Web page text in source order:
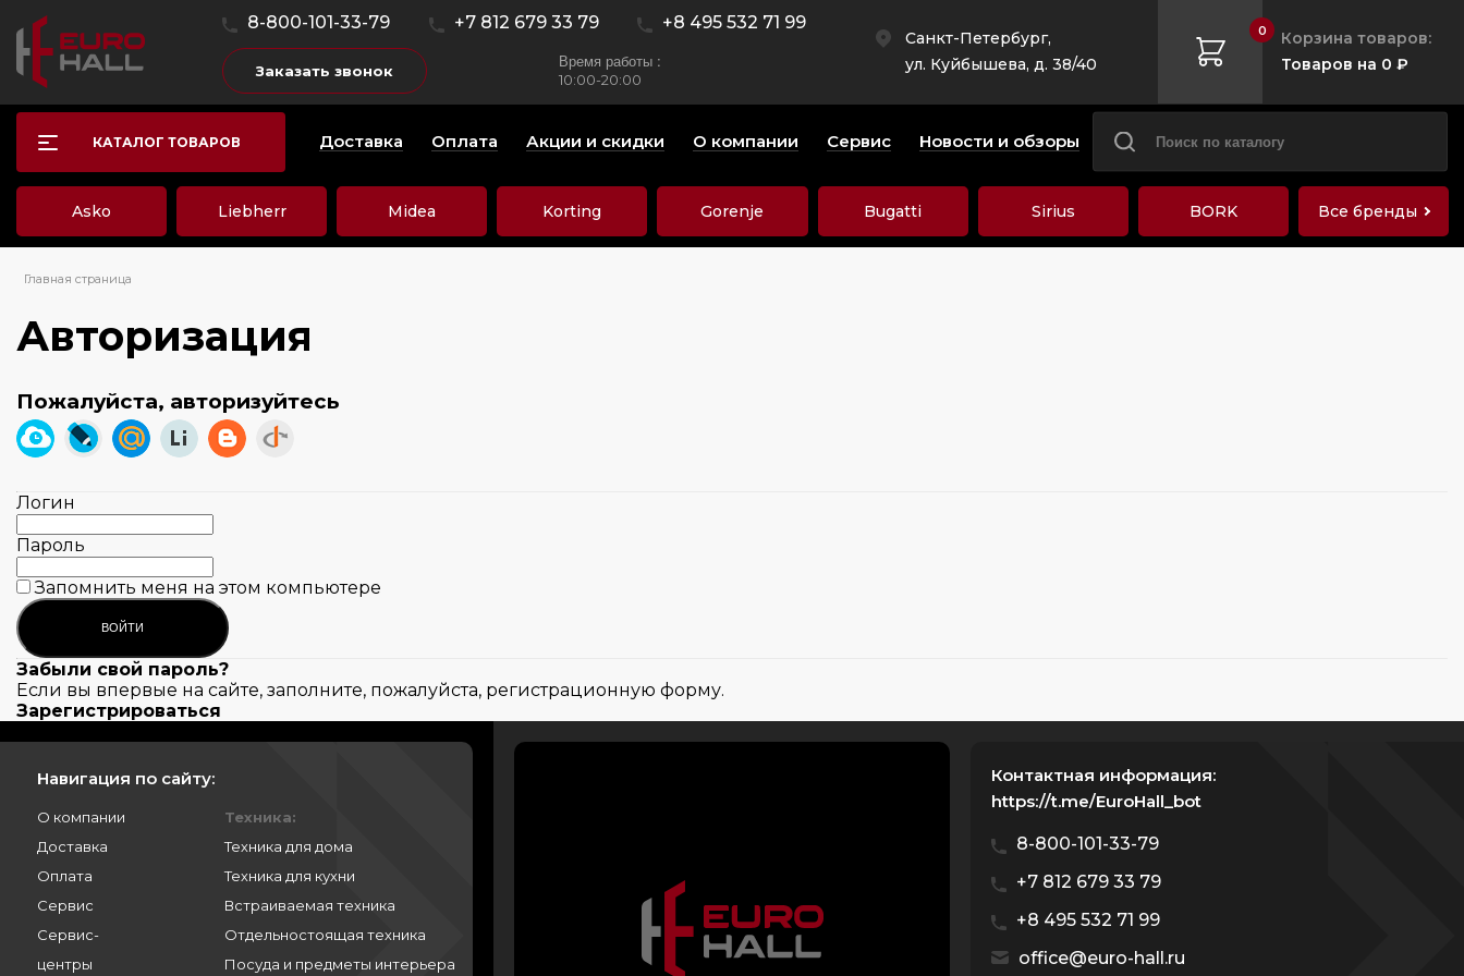
8-800-101-33-79 +7 812 679 33 79 +8 495 532 71 99
Заказать звонок Время работы :
10:00-20:00
Санкт-Петербург,
ул. Куйбышева, д. 38/40
0
Корзина товаров:
Товаров на 0 ₽
КАТАЛОГ ТОВАРОВ Доставка Оплата Акции и скидки О компании Сервис Новости и обзоры
Asko Liebherr Midea Korting Gorenje Bugatti Sirius BORK Все бренды
Главная страница
Авторизация
Пожалуйста, авторизуйтесь
Логин
Пароль
Запомнить меня на этом компьютере
Забыли свой пароль?
Если вы впервые на сайте, заполните, пожалуйста, регистрационную форму.
Зарегистрироваться
Навигация по сайту:
О компании
Доставка
Оплата
Сервис
Сервис-
центры
Техника:
Техника для дома
Техника для кухни
Встраиваемая техника
Отдельностоящая техника
Посуда и предметы интерьера
Контактная информация:
https://t.me/EuroHall_bot
8-800-101-33-79
+7 812 679 33 79
+8 495 532 71 99
office@euro-hall.ru